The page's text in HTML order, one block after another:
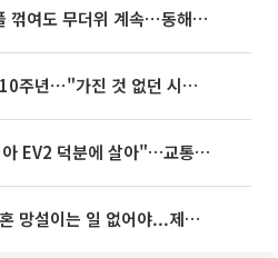
[내일 날씨] 폭염 한풀 꺾여도 무더위 계속⋯동해안 이틀 연속 비
임영웅, 어느덧 데뷔 10주년⋯"가진 것 없던 시절, 내 앞엔 20명의 팬뿐"
'굿 윌 헌팅' 배우 "기아 EV2 덕분에 살아"…교통사고 후 안전성 극찬
李대통령 “청년이 결혼 망설이는 일 없어야...제도상 불이익 조사”